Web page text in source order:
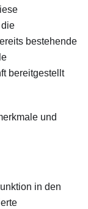
bestehende
bereitgestellt
und
in den